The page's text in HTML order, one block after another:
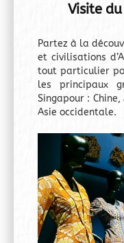
Visite
Partez à la
et civilisations
tout particulier
les principaux
Singapour :
Asie occidentale.